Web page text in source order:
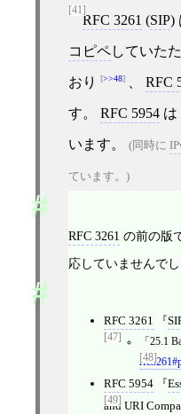
[41]
RFC 3261 (SIP)
コピペしていた
おり >>48 RFC
す。 RFC 5954は
います。 (同時に
ています。)
RFC 3261 の前の版
応していませんでし
[47]
RFC 3261
[48]
25.1
[49]
RFC 5954
and URI